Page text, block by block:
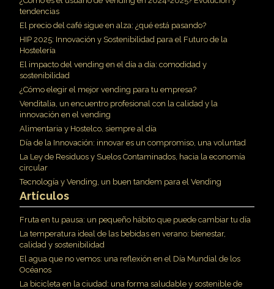
tendencias
El precio del café sigue en alza: ¿qué está pasando?
HIP 2025: Innovación y Sostenibilidad para el Futuro de la
Hostelería
El impacto del vending en el día a día: comodidad y
sostenibilidad
¿Cómo elegir el mejor vending para tu empresa?
Venditalia, un encuentro profesional con la calidad y la
innovación en el vending
Alimentaria y Hostelco, siempre al día
Día de la Innovación: innovar es un compromiso, una voluntad
La Ley de Residuos y Suelos Contaminados, hacia la economía
circular
Tecnología y Vending, un buen tandem para el Vending
Artículos
Fruta en tu pausa: un pequeño hábito que puede cambiar tu día
La temperatura ideal de las bebidas en verano: bienestar,
calidad y sostenibilidad
El agua que no vemos: una reflexión en el Día Mundial de los
Océanos
La bicicleta en la ciudad: una forma saludable y sostenible de